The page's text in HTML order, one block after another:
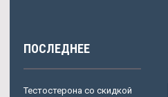
ПОСЛЕДНЕЕ
Тестостерона со скидкой